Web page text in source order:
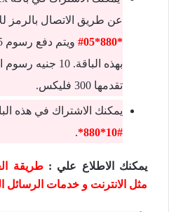
عن طريق الاتصال بالرمز
*880*05#
تقدمها 300 فليكس.
يمكنك الاشتراك في هذه
#10*880*
.
يمكنك الاطلاع علي :طريقة
مثل الانترنت و خدمات الرسائل